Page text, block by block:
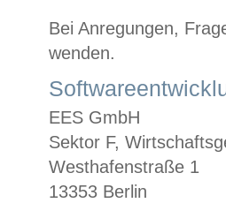
Bei Anregungen,
wenden.
EES GmbH
Sektor F,
Westhafenstraße 1
13353 Berlin